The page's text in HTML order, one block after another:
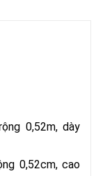
0,52m, dày
0,52cm, cao